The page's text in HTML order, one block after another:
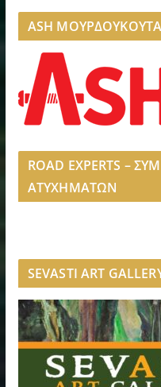
ASH
ROAD EXPERTS –
ΑΤΥΧΗΜΑΤΩΝ
SEVASTI ART